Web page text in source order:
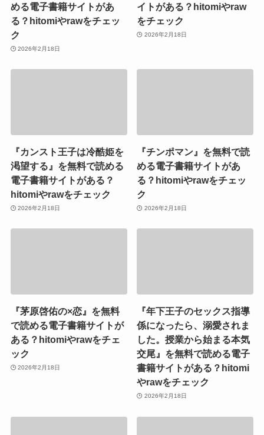
める電子書籍サイトがあ
る？hitomiやrawをチェッ
ク
2026年2月18日
イトがある？hitomiやraw
をチェック
2026年2月18日
『カンスト王子は冷酷姫を
渇望する』を無料で読める
電子書籍サイトがある？
hitomiやrawをチェック
2026年2月18日
『チンポマン』を無料で読
める電子書籍サイトがあ
る？hitomiやrawをチェッ
ク
2026年2月18日
『茅原啓佑の×恋』を無料
で読める電子書籍サイトが
ある？hitomiやrawをチェ
ック
2026年2月18日
『年下王子のセックス指導
係になったら、溺愛されま
した。授業から始まる本気
交尾』を無料で読める電子
書籍サイトがある？hitomi
やrawをチェック
2026年2月18日